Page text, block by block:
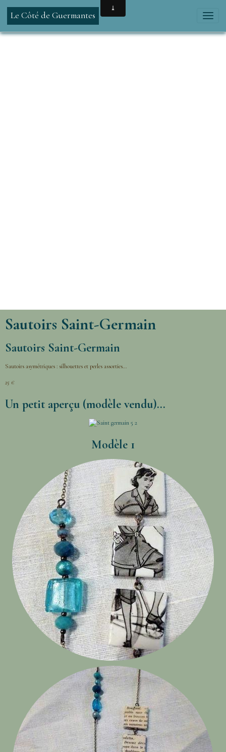
Le Côté de Guermantes
Sautoirs Saint-Germain
Sautoirs Saint-Germain
Sautoirs asymétriques : silhouettes et perles assorties...
25 €
Un petit aperçu (modèle vendu)...
Modèle 1